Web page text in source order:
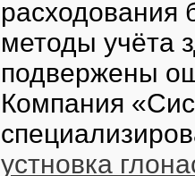
расходования
методы учёта
подвержены
Компания
устновка